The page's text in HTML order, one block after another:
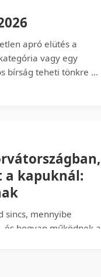
büntetést – hogy te
apró elütés a
vagy egy
bírság teheti tönkre a
a kapuknál:
sincs, mennyibe
hogyan működnek a